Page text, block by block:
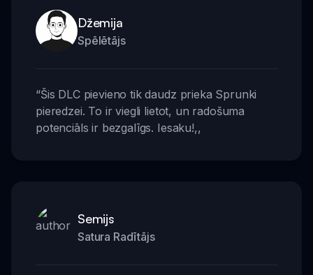
Džemija
Spēlētājs
“Šis DLC pievieno tik daudz prieka Sprunki
pieredzei. To ir viegli lietot, un radošuma
potenciāls ir bezgalīgs. Iesaku!,,
Semijs
Satura Radītājs